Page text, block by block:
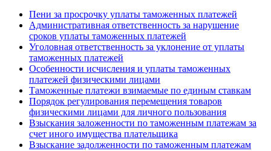
Пени за просрочку уплаты таможенных платежей
Административная ответственность за нарушение
сроков уплаты таможенных платежей
Уголовная ответственность за уклонение от уплаты
таможенных платежей
Особенности исчисления и уплаты таможенных
платежей физическими лицами
Таможенные платежи взимаемые по единым ставкам
Порядок регулирования перемещения товаров
физическими лицами для личного пользования
Взыскания заложенности по таможенным платежам за
счет иного имущества плательщика
Взыскание задолженности по таможенным платежам